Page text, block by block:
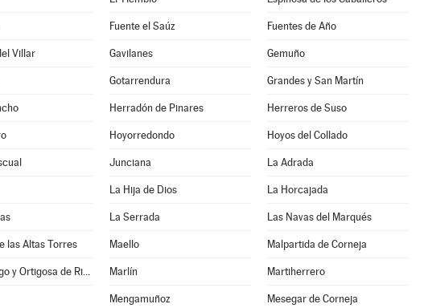
Fuente el Saúz Fuentes de Año
Villar Gavilanes Gemuño
Gotarrendura Grandes y San Martín
Herradón de Pinares Herreros de Suso
Hoyorredondo Hoyos del Collado
Junciana La Adrada
La Hija de Dios La Horcajada
La Serrada Las Navas del Marqués
las Altas Torres Maello Malpartida de Corneja
Manjabálago y Ortigosa de Rioalmar Marlín Martiherrero
Mengamuñoz Mesegar de Corneja